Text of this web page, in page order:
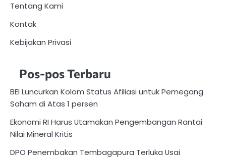
Tentang Kami
Kontak
Kebijakan Privasi
Pos-pos Terbaru
BEI Luncurkan Kolom Status Afiliasi untuk Pemegang
Saham di Atas 1 persen
Ekonomi RI Harus Utamakan Pengembangan Rantai
Nilai Mineral Kritis
DPO Penembakan Tembagapura Terluka Usai